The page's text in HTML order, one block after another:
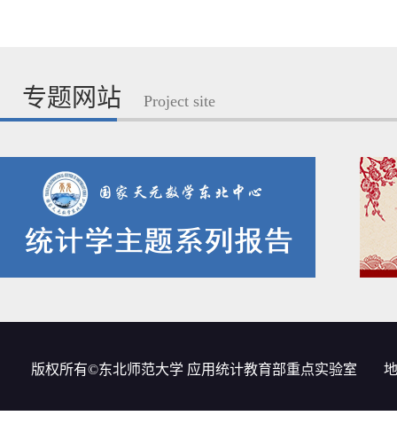
专题网站 Project site
版权所有©东北师范大学 应用统计教育部重点实验室